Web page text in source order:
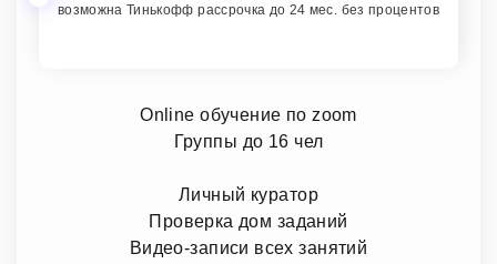
возможна Тинькофф рассрочка до 24 мес. без процентов
Online обучение по zoom
Группы до 16 чел
Личный куратор
Проверка дом заданий
Видео-записи всех занятий